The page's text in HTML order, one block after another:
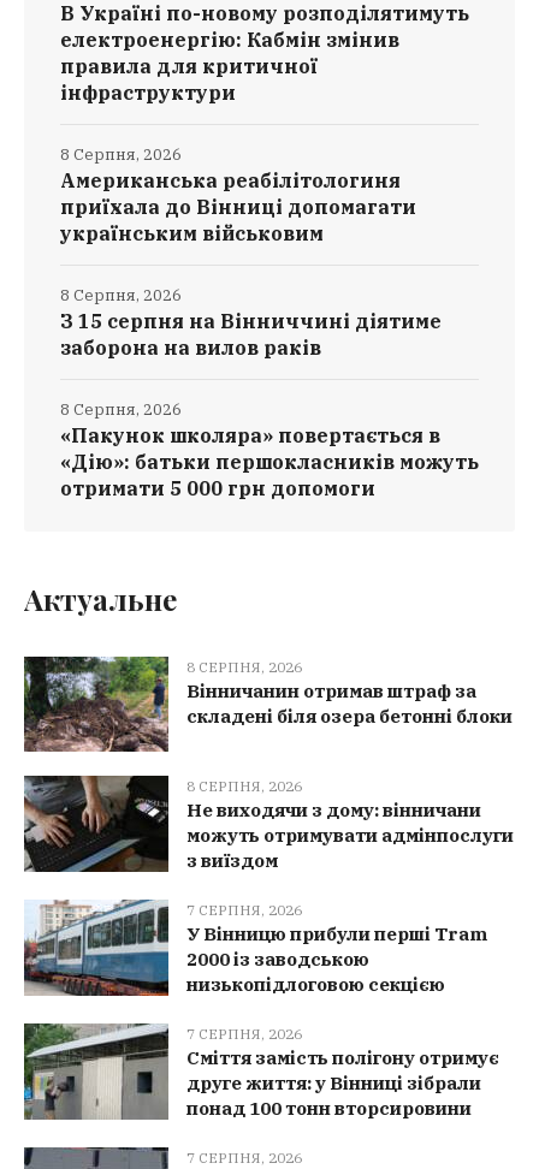
В Україні по-новому розподілятимуть
електроенергію: Кабмін змінив
правила для критичної
інфраструктури
Американська реабілітологиня
приїхала до Вінниці допомагати
українським військовим
8 Серпня, 2026
З 15 серпня на Вінниччині діятиме
заборона на вилов раків
8 Серпня, 2026
«Пакунок школяра» повертається в
«Дію»: батьки першокласників можуть
отримати 5 000 грн допомоги
8 Серпня, 2026
Актуальне
8 СЕРПНЯ, 2026
Вінничанин отримав штраф за
складені біля озера бетонні блоки
8 СЕРПНЯ, 2026
Не виходячи з дому: вінничани
можуть отримувати адмінпослуги
з виїздом
7 СЕРПНЯ, 2026
У Вінницю прибули перші Tram
2000 із заводською
низькопідлоговою секцією
7 СЕРПНЯ, 2026
Сміття замість полігону отримує
друге життя: у Вінниці зібрали
понад 100 тонн вторсировини
7 СЕРПНЯ, 2026